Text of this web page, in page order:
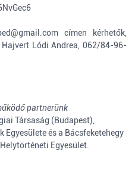
címen kérhetők,
Lódi Andrea, 062/84-96-
partnerünk
Társaság (Budapest),
és a Bácsfeketehegy
Egyesület.